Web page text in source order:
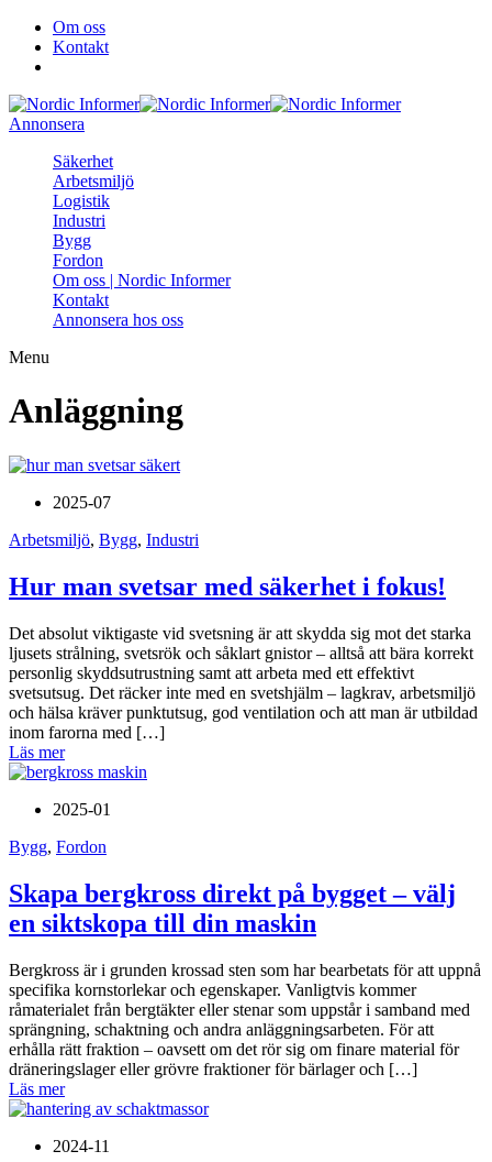
Om oss
Kontakt
Annonsera
Säkerhet
Arbetsmiljö
Logistik
Industri
Bygg
Fordon
Om oss | Nordic Informer
Kontakt
Annonsera hos oss
Menu
Anläggning
2025-07
Arbetsmiljö, Bygg, Industri
Hur man svetsar med säkerhet i fokus!
Det absolut viktigaste vid svetsning är att skydda sig mot det starka
ljusets strålning, svetsrök och såklart gnistor – alltså att bära korrekt
personlig skyddsutrustning samt att arbeta med ett effektivt
svetsutsug. Det räcker inte med en svetshjälm – lagkrav, arbetsmiljö
och hälsa kräver punktutsug, god ventilation och att man är utbildad
inom farorna med […]
Läs mer
2025-01
Bygg, Fordon
Skapa bergkross direkt på bygget – välj
en siktskopa till din maskin
Bergkross är i grunden krossad sten som har bearbetats för att uppnå
specifika kornstorlekar och egenskaper. Vanligtvis kommer
råmaterialet från bergtäkter eller stenar som uppstår i samband med
sprängning, schaktning och andra anläggningsarbeten. För att
erhålla rätt fraktion – oavsett om det rör sig om finare material för
dräneringslager eller grövre fraktioner för bärlager och […]
Läs mer
2024-11